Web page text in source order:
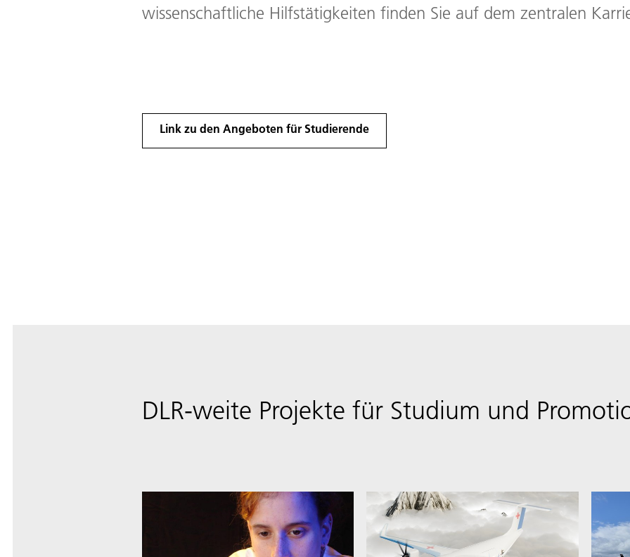
wissenschaftliche Hilfstätigkeiten finden Sie auf dem zentralen
Link zu den Angeboten für Studierende
DLR-weite Projekte für Studium und